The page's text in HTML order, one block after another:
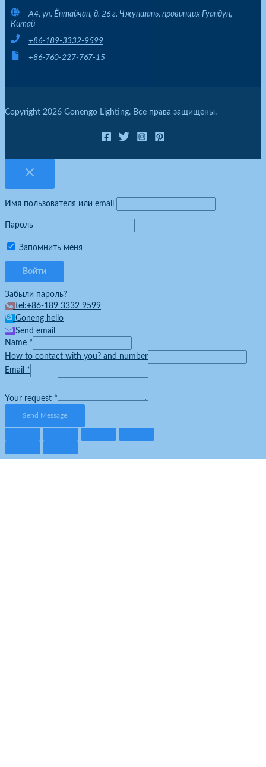
A4, ул. Ёнтайчан, д. 26 г. Чжуншань, провинция Гуандун,
Китай
+86-189-3332-9599
+86-760-227-767-15
Copyright 2026 Gonengo Lighting. Все права защищены.
Имя пользователя или email
Пароль
Запомнить меня
Забыли пароль?
tel:+86-189 3332 9599
Goneng hello
Send email
Name *
How to contact with you? and number
Email *
Your request *
Send Message